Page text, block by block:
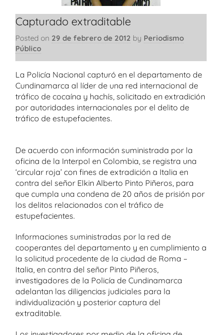
Capturado extraditable
Posted on 29 de febrero de 2012 by Periodismo
Público
La Policía Nacional capturó en el departamento de
Cundinamarca al líder de una red internacional de
tráfico de cocaína y hachís, solicitado en extradición
por autoridades internacionales por el delito de
tráfico de estupefacientes.
De acuerdo con información suministrada por la
oficina de la Interpol en Colombia, se registra una
‘circular roja’ con fines de extradición a Italia en
contra del señor Elkin Alberto Pinto Piñeros, para
que cumpla una condena de 20 años de prisión por
los delitos relacionados con el tráfico de
estupefacientes.
Informaciones suministradas por la red de
cooperantes del departamento y en cumplimiento a
la solicitud procedente de la ciudad de Roma –
Italia, en contra del señor Pinto Piñeros,
investigadores de la Policía de Cundinamarca
adelantan las diligencias judiciales para la
individualización y posterior captura del
extraditable.